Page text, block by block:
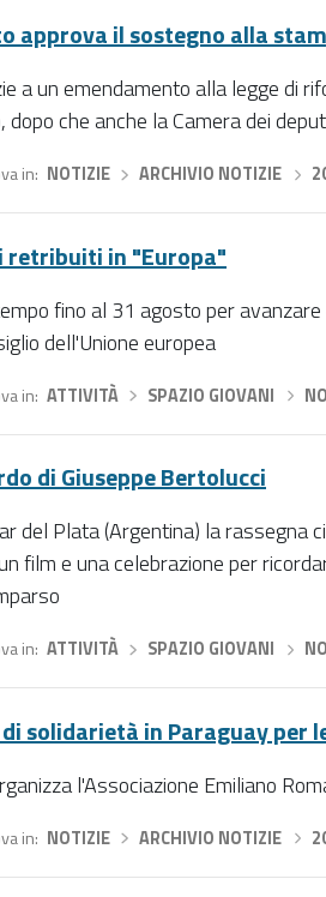
approva il sostegno alla
a un emendamento alla legge di
dopo che anche la Camera dei
in NOTIZIE› ARCHIVIO NOTIZIE
retribuiti in "Europa"
fino al 31 agosto per
dell'Unione europea
in ATTIVITÀ› SPAZIO GIOVANI
di Giuseppe Bertolucci
del Plata (Argentina) la rassegna
film e una celebrazione per
in ATTIVITÀ› SPAZIO GIOVANI
solidarietà in Paraguay
l'Associazione Emiliano
in NOTIZIE› ARCHIVIO NOTIZIE